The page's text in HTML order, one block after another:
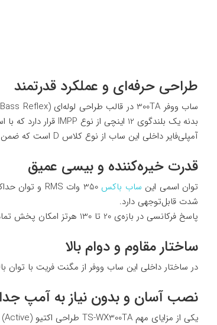
طراحی حرفه‌ای و عملکرد قدرتمند
بدنه یک بلندگوی 12 اینچی از نوع IMPP قرار دارد که با استفاده از مواد تزریقی و فشرده، دوام بالا و پاسخ فرکانسی سریع را تضمین می‌کند.
آمپلی‌فایر داخلی این ساب از نوع کلاس D است که ضمن کاهش مصرف انرژی و تولید حرارت کمتر، توان خروجی بسیار بالایی را در اختیار شما قرار می‌دهد.
قدرت خیره‌کننده و بیسی عمیق
توان اسمی این ساب باکس
شدت قابل‌توجهی دارد.
پاسخ فرکانسی در بازه‌ی 20 تا 130 هرتز امکان پخش تمام فرکانس‌های بیس در سبک‌های موسیقی مختلف از جمله راک، هیپ‌هاپ و الکترونیک را فراهم می‌کند.
ساختار مقاوم و دوام بالا
در ساختار داخلی این ساب ووفر از مگنت فریت با توان
نصب آسان و بدون نیاز به آمپ